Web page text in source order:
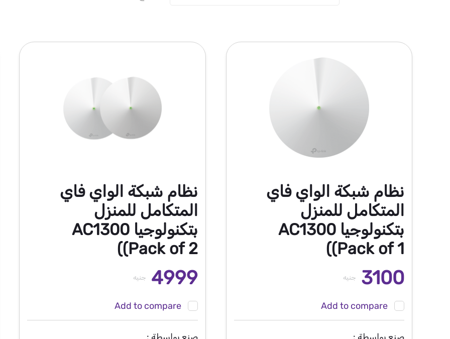
نظام شبكة الواي فاي
المتكامل للمنزل
بتكنولوجيا AC1300
(Pack of 1)
3100 جنيه
Add to compare
نظام شبكة الواي فاي
المتكامل للمنزل
بتكنولوجيا AC1300
(Pack of 2)
4999 جنيه
Add to compare